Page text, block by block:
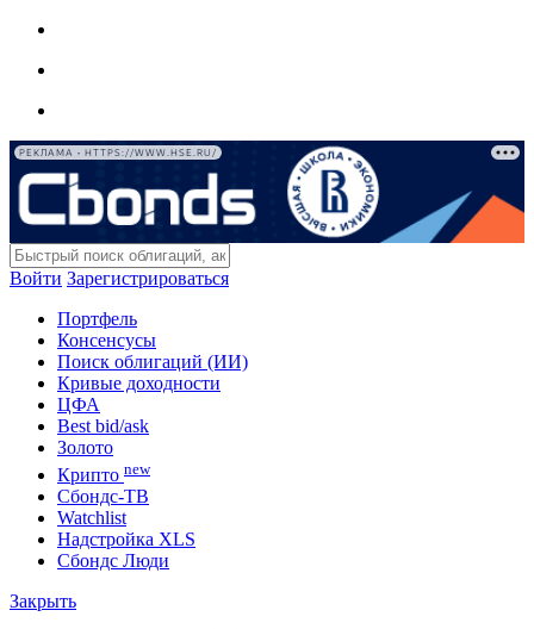
РЕКЛАМА • HTTPS://WWW.HSE.RU/
Войти Зарегистрироваться
Портфель
Консенсусы
Поиск облигаций (ИИ)
Кривые доходности
ЦФА
Best bid/ask
Золото
Крипто new
Сбондс-ТВ
Watchlist
Надстройка XLS
Сбондс Люди
Закрыть